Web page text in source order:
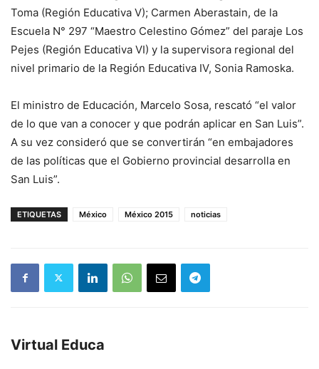
Toma (Región Educativa V); Carmen Aberastain, de la
Escuela N° 297 “Maestro Celestino Gómez” del paraje Los
Pejes (Región Educativa VI) y la supervisora regional del
nivel primario de la Región Educativa IV, Sonia Ramoska.
El ministro de Educación, Marcelo Sosa, rescató “el valor
de lo que van a conocer y que podrán aplicar en San Luis”.
A su vez consideró que se convertirán “en embajadores
de las políticas que el Gobierno provincial desarrolla en
San Luis”.
ETIQUETAS México México 2015 noticias
Virtual Educa